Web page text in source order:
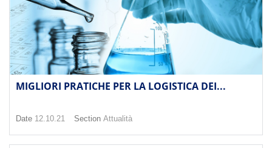
MIGLIORI PRATICHE PER LA LOGISTICA DEI...
Date 12.10.21 Section Attualità